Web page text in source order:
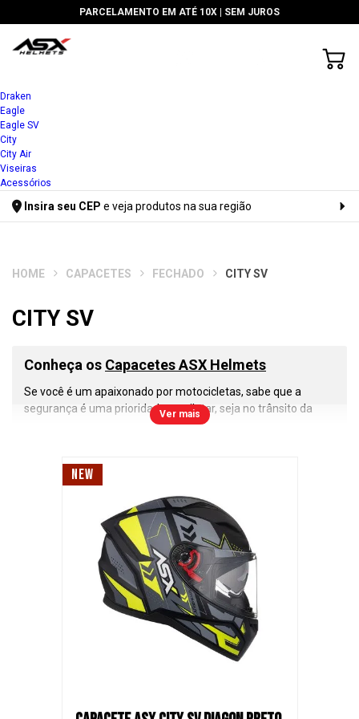
PARCELAMENTO EM ATÉ 10X | SEM JUROS
Draken
Eagle
Eagle SV
City
City Air
Viseiras
Acessórios
Insira seu CEP e veja produtos na sua região
CAPACETES FECHADO CITY SV
CITY SV
Conheça os Capacetes ASX Helmets
Se você é um apaixonado por motocicletas, sabe que a
segurança é uma prioridade ao pilotar, seja no trânsito da
cidade, estradas ou nas corridas de motovelocidade. Nesse
capacetes tão especiais.
A primeira e mais importante lição que todo motociclista
deve aprender é a importância do uso do capacete. Ele é a
sua proteção contra os riscos nas estradas e pistas. Com os
capacetes ASX, você pode confiar em um nível de segurança
que atende às normas de qualidade do Inmetro e a todas as
regulamentações de trânsito.
capacetes ASXsão construídos com resina termoplástica
ABS, que oferece uma combinação excepcional de
resistência e leveza. Isso garante que você tenha um
capacete durável, confortável e que não irá pesar durante
Ver mais
NEW